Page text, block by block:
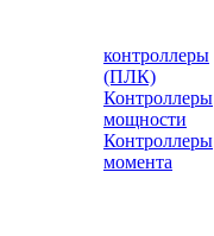
контроллеры
(ПЛК)
Контроллеры
мощности
Контроллеры
момента